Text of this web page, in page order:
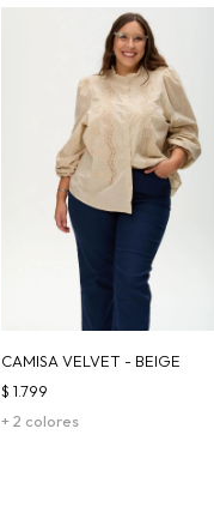
CAMISA VELVET - BEIGE
+ 2 colores
$ 1.799